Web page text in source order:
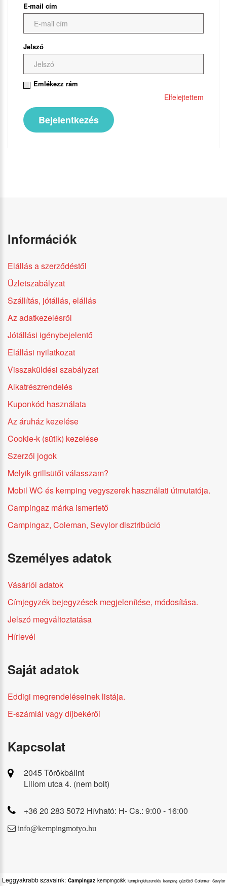
E-mail cím
Jelszó
Emlékezz rám
Elfelejtettem
Információk
Elállás a szerződéstől
Üzletszabályzat
Szállítás, jótállás, elállás
Az adatkezelésről
Jótállási igénybejelentő
Elállási nyilatkozat
Visszaküldési szabályzat
Alkatrészrendelés
Kuponkód használata
Az áruház kezelése
Cookie-k (sütik) kezelése
Szerzői jogok
Melyik grillsütőt válasszam?
Mobil WC és kemping vegyszerek használati útmutatója.
Campingaz márka ismertető
Campingaz, Coleman, Sevylor disztribúció
Személyes adatok
Vásárlói adatok
Címjegyzék bejegyzések megjelenítése, módosítása.
Jelszó megváltoztatása
Hírlevél
Saját adatok
Eddigi megrendeléseinek listája.
E-számlái vagy díjbekérői
Kapcsolat
2045 Törökbálint
Liliom utca 4. (nem bolt)
+36 20 283 5072 Hívható: H- Cs.: 9:00 - 16:00
info@kempingmotyo.hu
Leggyakrabb szavaink: Campingaz kempingcikk kempingfelszerelés kemping gázfőző Coleman Sevylor